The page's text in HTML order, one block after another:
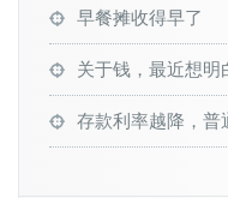
早餐摊收得早了
关于钱，最近想明
存款利率越降，普